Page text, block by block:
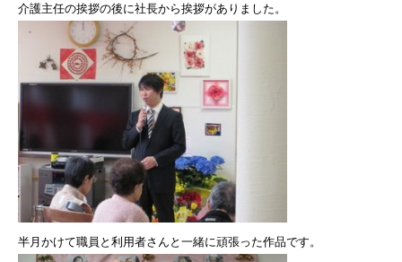
介護主任の挨拶の後に社長から挨拶がありました。
半月かけて職員と利用者さんと一緒に頑張った作品です。